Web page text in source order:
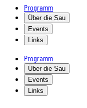
Programm
Über die Sau
Events
Links
Programm
Über die Sau
Events
Links